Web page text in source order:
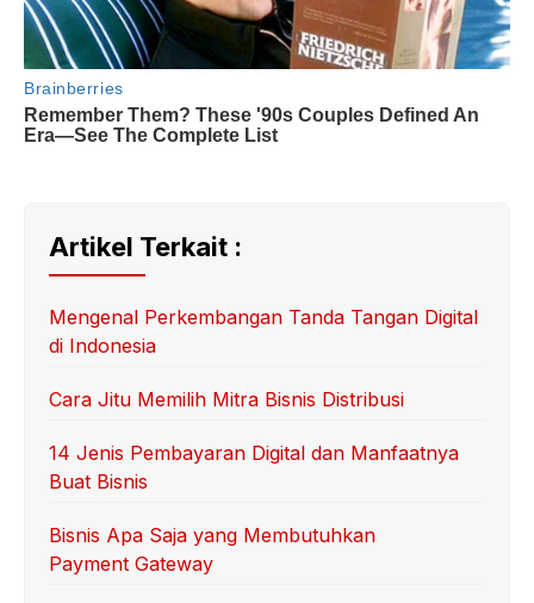
Artikel Terkait :
Mengenal Perkembangan Tanda Tangan Digital
di Indonesia
Cara Jitu Memilih Mitra Bisnis Distribusi
14 Jenis Pembayaran Digital dan Manfaatnya
Buat Bisnis
Bisnis Apa Saja yang Membutuhkan
Payment Gateway